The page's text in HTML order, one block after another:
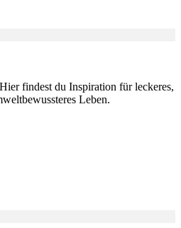
findest du Inspiration für leckeres,
Leben.